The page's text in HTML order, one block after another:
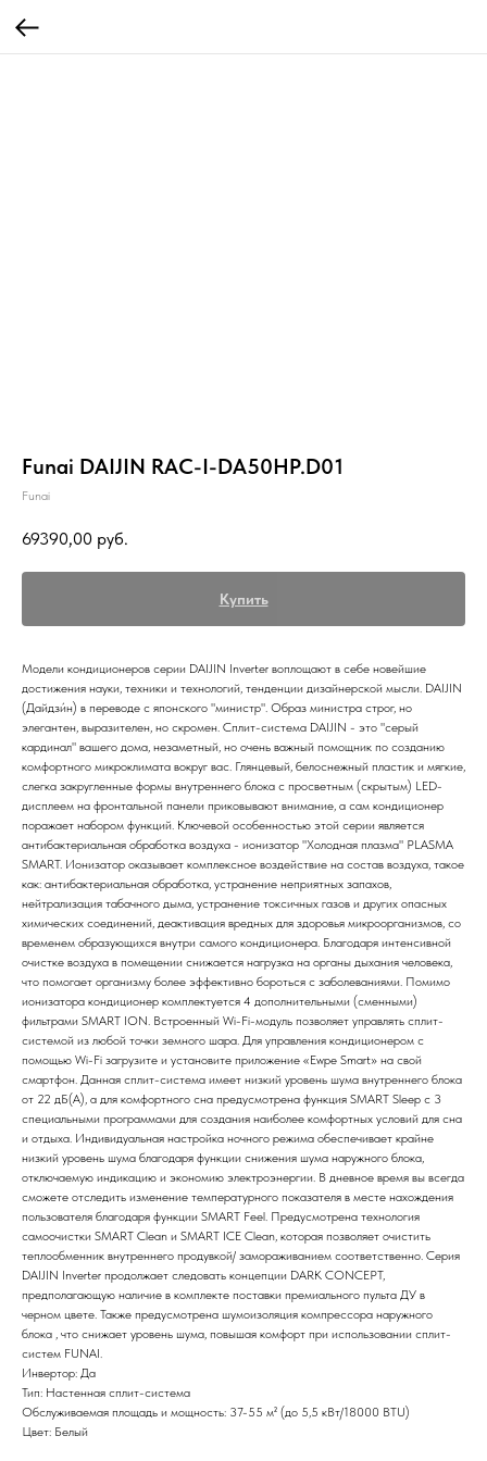
Funai DAIJIN RAC-I-DA50HP.D01
Funai
69390,00 руб.
Купить
Модели кондиционеров серии DAIJIN Inverter воплощают в себе новейшие
достижения науки, техники и технологий, тенденции дизайнерской мысли. DAIJIN
(Дайдзи́н) в переводе с японского "министр". Образ министра строг, но
элегантен, выразителен, но скромен. Сплит-система DAIJIN - это "серый
кардинал" вашего дома, незаметный, но очень важный помощник по созданию
комфортного микроклимата вокруг вас. Глянцевый, белоснежный пластик и мягкие,
слегка закругленные формы внутреннего блока с просветным (скрытым) LED-
дисплеем на фронтальной панели приковывают внимание, а сам кондиционер
поражает набором функций. Ключевой особенностью этой серии является
антибактериальная обработка воздуха - ионизатор "Холодная плазма" PLASMA
SMART. Ионизатор оказывает комплексное воздействие на состав воздуха, такое
как: антибактериальная обработка, устранение неприятных запахов,
нейтрализация табачного дыма, устранение токсичных газов и других опасных
химических соединений, деактивация вредных для здоровья микроорганизмов, со
временем образующихся внутри самого кондиционера. Благодаря интенсивной
очистке воздуха в помещении снижается нагрузка на органы дыхания человека,
что помогает организму более эффективно бороться с заболеваниями. Помимо
ионизатора кондиционер комплектуется 4 дополнительными (сменными)
фильтрами SMART ION. Встроенный Wi-Fi-модуль позволяет управлять сплит-
системой из любой точки земного шара. Для управления кондиционером с
помощью Wi-Fi загрузите и установите приложение «Ewpe Smart» на свой
смартфон. Данная сплит-система имеет низкий уровень шума внутреннего блока
от 22 дБ(А), а для комфортного сна предусмотрена функция SMART Sleep с 3
специальными программами для создания наиболее комфортных условий для сна
и отдыха. Индивидуальная настройка ночного режима обеспечивает крайне
низкий уровень шума благодаря функции снижения шума наружного блока,
отключаемую индикацию и экономию электроэнергии. В дневное время вы всегда
сможете отследить изменение температурного показателя в месте нахождения
пользователя благодаря функции SMART Feel. Предусмотрена технология
самоочистки SMART Clean и SMART ICE Clean, которая позволяет очистить
теплообменник внутреннего продувкой/ замораживанием соответственно. Серия
DAIJIN Inverter продолжает следовать концепции DARK CONCEPT,
предполагающую наличие в комплекте поставки премиального пульта ДУ в
черном цвете. Также предусмотрена шумоизоляция компрессора наружного
блока , что снижает уровень шума, повышая комфорт при использовании сплит-
систем FUNAI.
Инвертор: Да
Тип: Настенная сплит-система
Обслуживаемая площадь и мощность: 37-55 м² (до 5,5 кВт/18000 BTU)
Цвет: Белый